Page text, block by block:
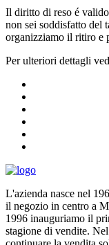
Il diritto di reso é
non sei soddisfatto del
organizziamo il ritiro e
Per ulteriori dettagli
L'azienda nasce nel
il negozio in centro a
1996 inauguriamo il
stagione di vendite.